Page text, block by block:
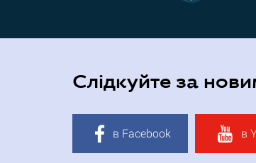
Слідкуйте за
в Facebook в